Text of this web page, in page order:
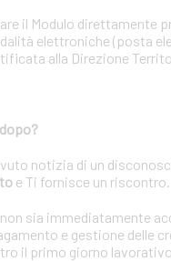
il Modulo direttamente
elettroniche (posta
alla Direzione
notizia di un
e Ti fornisce un riscontro.
sia immediatamente
e gestione delle
il primo giorno